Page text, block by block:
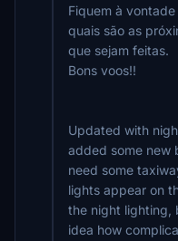
Fiquem à
quais são as
que sejam feitas.
Bons voos!!
Updated with
added some new
need some
lights appear on
the night lighting,
idea how